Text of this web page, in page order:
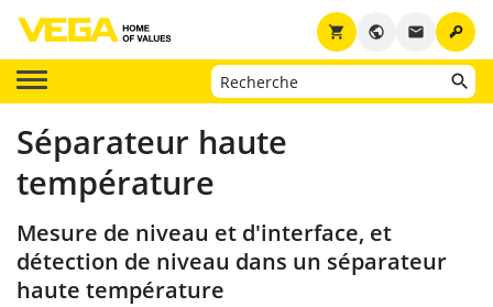
key
email
public
shopping_cart
Séparateur haute
température
Mesure de niveau et d'interface, et
détection de niveau dans un séparateur
haute température